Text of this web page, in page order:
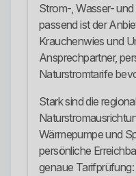
Strom-, Wasser-
passend ist der
Krauchenwies und
Ansprechpartner,
Naturstromtarife
Stark sind die
Wärmepumpe und
persönliche
genaue